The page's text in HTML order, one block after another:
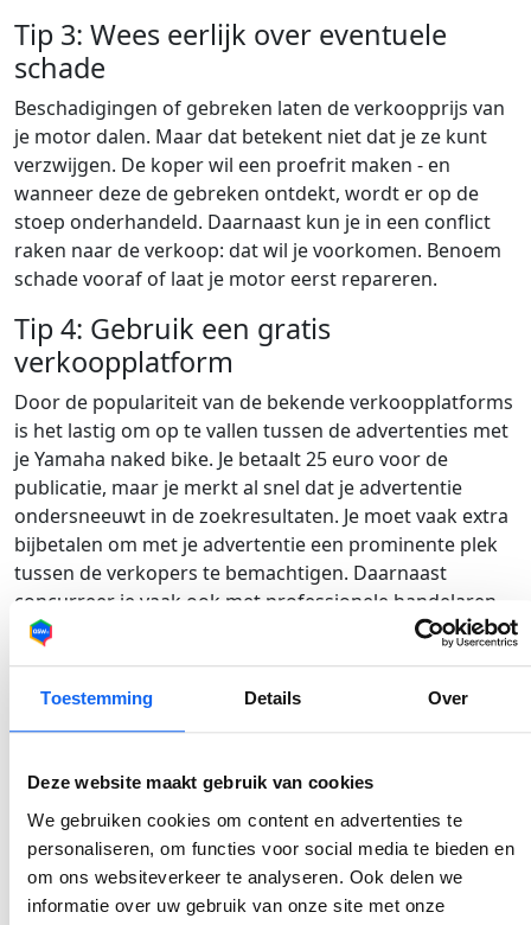
Toestemming Details Over
Deze website maakt gebruik van cookies
We gebruiken cookies om content en advertenties te
personaliseren, om functies voor social media te bieden en
om ons websiteverkeer te analyseren. Ook delen we
informatie over uw gebruik van onze site met onze
Tip 3: Wees eerlijk over eventuele
schade
Beschadigingen of gebreken laten de verkoopprijs van
je motor dalen. Maar dat betekent niet dat je ze kunt
verzwijgen. De koper wil een proefrit maken - en
wanneer deze de gebreken ontdekt, wordt er op de
stoep onderhandeld. Daarnaast kun je in een conflict
raken naar de verkoop: dat wil je voorkomen. Benoem
schade vooraf of laat je motor eerst repareren.
Tip 4: Gebruik een gratis
verkoopplatform
Door de populariteit van de bekende verkoopplatforms
is het lastig om op te vallen tussen de advertenties met
je Yamaha naked bike. Je betaalt 25 euro voor de
publicatie, maar je merkt al snel dat je advertentie
ondersneeuwt in de zoekresultaten. Je moet vaak extra
bijbetalen om met je advertentie een prominente plek
tussen de verkopers te bemachtigen. Daarnaast
concurreer je vaak ook met professionele handelaren.
Iedere dag dat jouw advertentie langer online staat,
extra voor
belastingen enverzekeringen
. Kies daarom
voor een gratis verkoopplatform waar je direct de juiste
OSW
Verkoop je Yamaha naked bike
binnen 24 uur via OSW
Geen zin in gedoe bij de verkoop van je motor? Verkoop